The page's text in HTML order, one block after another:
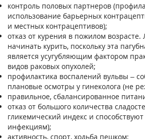
контроль половых партнеров
использование барьерных
и местных контрацептивов);
отказ от курения в пожилом
начинать курить, поскольку эта
является усугубляющим фактором
видов раковых опухолей;
профилактика воспалений вульвы –
плановые осмотры у гинеколога (не
правильное, сбалансированное
отказ от большого количества
гликемический индекс и
инфекциям);
активность, спорт, ходьба пешком;